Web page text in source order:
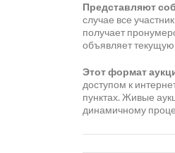
Представляют
случае все
получает
объявляет текущую
Этот формат
доступом к
пунктах. Живые
динамичному